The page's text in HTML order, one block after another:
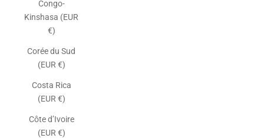
Congo-
Kinshasa (EUR
€)
Corée du Sud
(EUR €)
Costa Rica
(EUR €)
Côte d’Ivoire
(EUR €)